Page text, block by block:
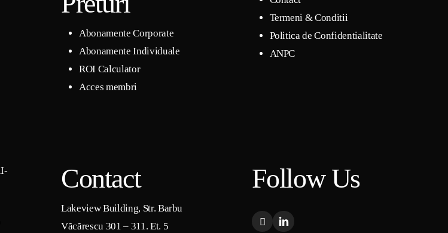
Abonamente Corporate
Abonamente Individuale
ROI Calculator
Acces membri
Termeni & Conditii
Politica de Confidentialitate
ANPC
Contact
Lakeview Building, Str. Barbu
Văcărescu 301 – 311. Et. 5
Follow Us